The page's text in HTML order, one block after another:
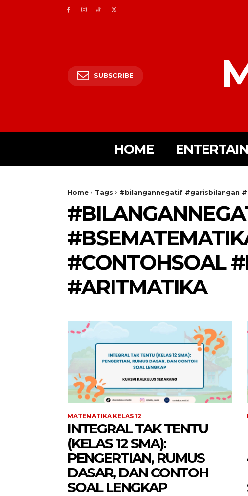
SUBSCRIBE
HOME
Home Tags #bilangannegatif #garisbilangan
#CONTOHSOAL
#ARITMATIKA
MATEMATIKA KELAS 12
INTEGRAL TAK TENTU
(KELAS 12 SMA):
PENGERTIAN, RUMUS
DASAR, DAN CONTOH
SOAL LENGKAP